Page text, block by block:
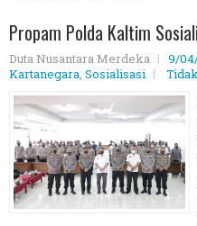
Propam Polda Kaltim
Duta Nusantara Merdeka 9/04/
Kartanegara, Sosialisasi